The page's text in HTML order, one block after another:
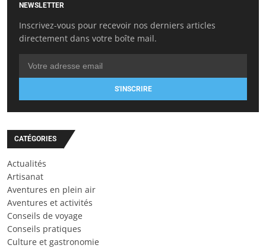
NEWSLETTER
Inscrivez-vous pour recevoir nos derniers articles
directement dans votre boîte mail.
S'INSCRIRE
CATÉGORIES
Actualités
Artisanat
Aventures en plein air
Aventures et activités
Conseils de voyage
Conseils pratiques
Culture et gastronomie